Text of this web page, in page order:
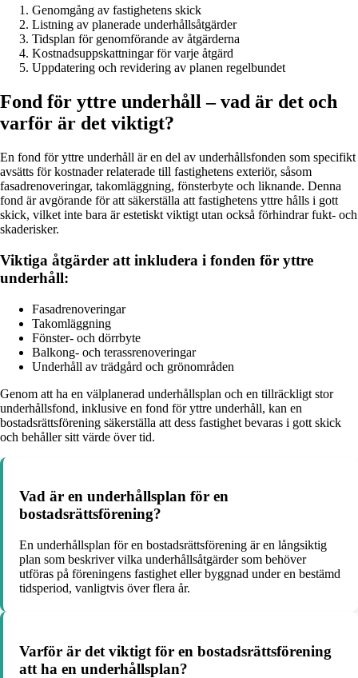
Genomgång av fastighetens skick
Listning av planerade underhållsåtgärder
Tidsplan för genomförande av åtgärderna
Kostnadsuppskattningar för varje åtgärd
Uppdatering och revidering av planen regelbundet
Fond för yttre underhåll – vad är det och
varför är det viktigt?
En fond för yttre underhåll är en del av underhållsfonden som specifikt
avsätts för kostnader relaterade till fastighetens exteriör, såsom
fasadrenoveringar, takomläggning, fönsterbyte och liknande. Denna
fond är avgörande för att säkerställa att fastighetens yttre hålls i gott
skick, vilket inte bara är estetiskt viktigt utan också förhindrar fukt- och
skaderisker.
Viktiga åtgärder att inkludera i fonden för yttre
underhåll:
Fasadrenoveringar
Takomläggning
Fönster- och dörrbyte
Balkong- och terassrenoveringar
Underhåll av trädgård och grönområden
Genom att ha en välplanerad underhållsplan och en tillräckligt stor
underhållsfond, inklusive en fond för yttre underhåll, kan en
bostadsrättsförening säkerställa att dess fastighet bevaras i gott skick
och behåller sitt värde över tid.
Vad är en underhållsplan för en
bostadsrättsförening?
En underhållsplan för en bostadsrättsförening är en långsiktig
plan som beskriver vilka underhållsåtgärder som behöver
utföras på föreningens fastighet eller byggnad under en bestämd
tidsperiod, vanligtvis över flera år.
Varför är det viktigt för en bostadsrättsförening
att ha en underhållsplan?